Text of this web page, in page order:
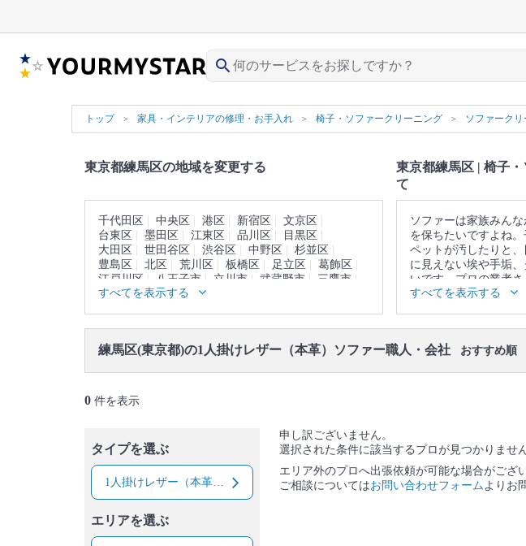
search
トップ 家具・インテリアの修理・お手入れ 椅子・ソファークリーニング ソファーク
東京都練馬区の地域を変更する
千代田区 中央区 港区 新宿区
文京区
台東区
墨田区 江東区 品川区
目黒区
大田区
世田谷区 渋谷区 中野区
杉並区
豊島区
北区 荒川区 板橋区 足立区
葛飾区
江戸川区
八王子市 立川市 武蔵野市
三鷹市
青梅市
府中市 昭島市
羽村市
あきる野市 西東京市
西多摩郡
すべてを表示する
東京都練馬区 | 椅子
て
ソファーは家族みん
を保ちたいですよね。
ペットが汚したりと
に見えない埃や手垢
いです。プロの業者
ら、落ちないと思って
▼表示価格に含まれる
の作業範囲
すべてを表示する
練馬区(東京都)の1人掛けレザー（本革）ソファー職人・会社 おすすめ順
0 件を表示
タイプを選ぶ
エリアを選ぶ
申し訳ございません。
選択された条件に該当するプロが見つかりませ
エリア外のプロへ出張依頼が可能な場合がござ
ご相談についてはお問い合わせフォームよりお